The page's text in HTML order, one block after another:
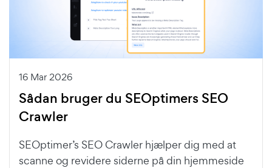
16 Mar 2026
Sådan bruger du SEOptimers SEO
Crawler
SEOptimer’s SEO Crawler hjælper dig med at
scanne og revidere siderne på din hjemmeside